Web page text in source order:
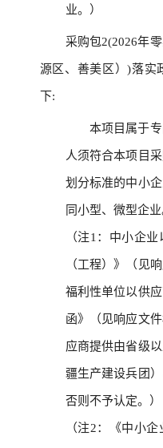
业。）
采购包2(2026年
源区、善美区）)落实
下:
本项目属于
人须符合本项目
划分标准的中小
同小型、微型企业
（注1：中小企
（工程）》（见
福利性单位以供
函》（见响应文
应商提供由省级
疆生产建设兵团
否则不予认定。）
（注2：《中小